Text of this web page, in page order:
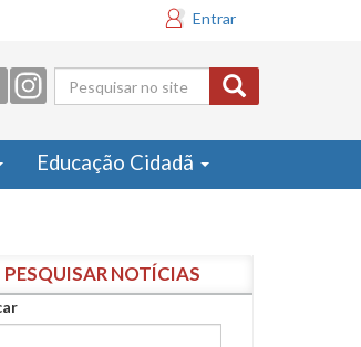
Entrar
Formulário
de busca
Educação Cidadã
PESQUISAR NOTÍCIAS